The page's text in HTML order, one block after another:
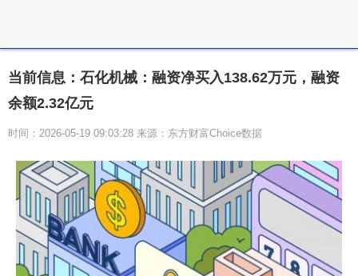
当前信息：石化机械：融资净买入138.62万元，融资
余额2.32亿元
时间：2026-05-19 09:03:28 来源：东方财富Choice数据